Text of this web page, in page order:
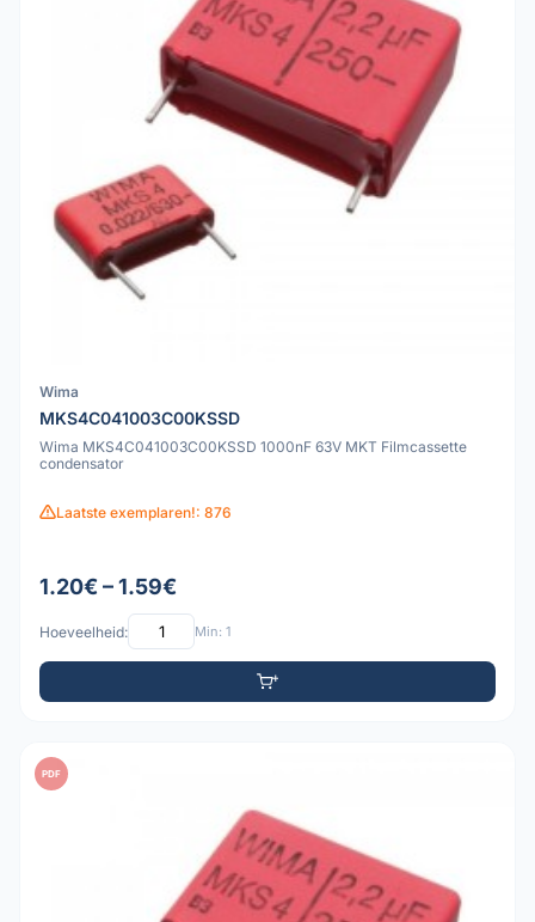
Wima
MKS4C041003C00KSSD
Wima MKS4C041003C00KSSD 1000nF 63V MKT Filmcassette
condensator
Laatste exemplaren!: 876
1.20€ – 1.59€
Hoeveelheid: Min: 1
PDF